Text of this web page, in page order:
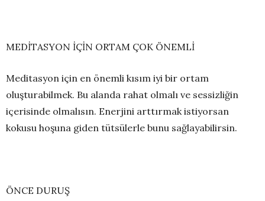
MEDİTASYON İÇİN ORTAM ÇOK ÖNEMLİ
Meditasyon için en önemli kısım iyi bir ortam
oluşturabilmek. Bu alanda rahat olmalı ve sessizliğin
içerisinde olmalısın. Enerjini arttırmak istiyorsan
kokusu hoşuna giden tütsülerle bunu sağlayabilirsin.
ÖNCE DURUŞ